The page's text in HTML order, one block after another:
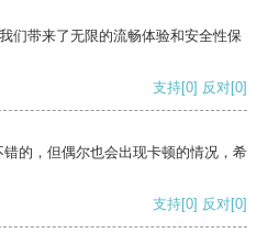
们带来了无限的流畅体验和安全性保
支持[0] 反对[0]
的，但偶尔也会出现卡顿的情况，希
支持[0] 反对[0]